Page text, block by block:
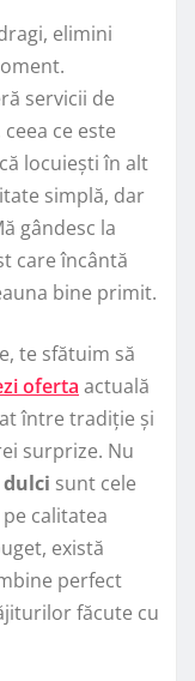
elimini
servicii de
ce este
locuiești în alt
simplă, dar
gândesc la
care încântă
bine primit.
te sfătuim să
oferta actuală
între tradiție și
surprize. Nu
sunt cele
calitatea
există
perfect
făcute cu